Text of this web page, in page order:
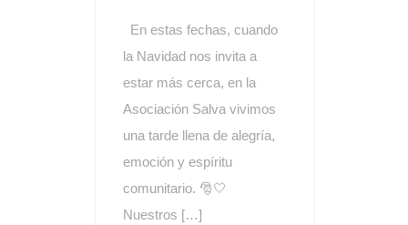
En estas fechas, cuando
la Navidad nos invita a
estar más cerca, en la
Asociación Salva vivimos
una tarde llena de alegría,
emoción y espíritu
comunitario. 🎅🤍
Nuestros […]